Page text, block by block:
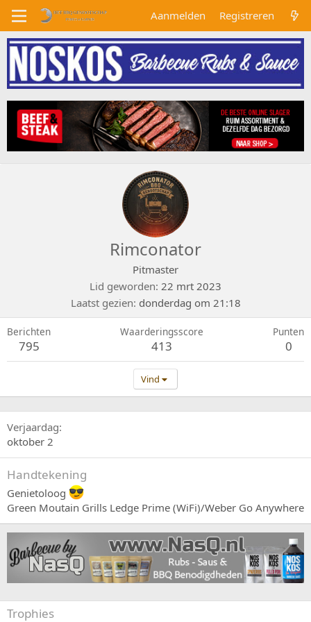
Aanmelden Registreren
Rimconator
Pitmaster
Lid geworden 22 mrt 2023
Laatst gezien donderdag om 21:18
Berichten
795
Waarderingsscore
413
Punten
0
Vind
Verjaardag
oktober 2
Handtekening
Genietoloog
Green Moutain Grills Ledge Prime (WiFi)/Weber Go Anywhere
Trophies